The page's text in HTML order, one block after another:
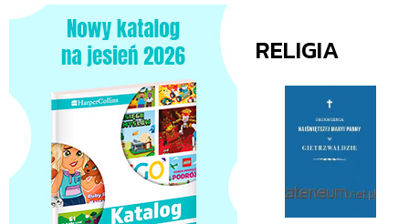
RELIGIA